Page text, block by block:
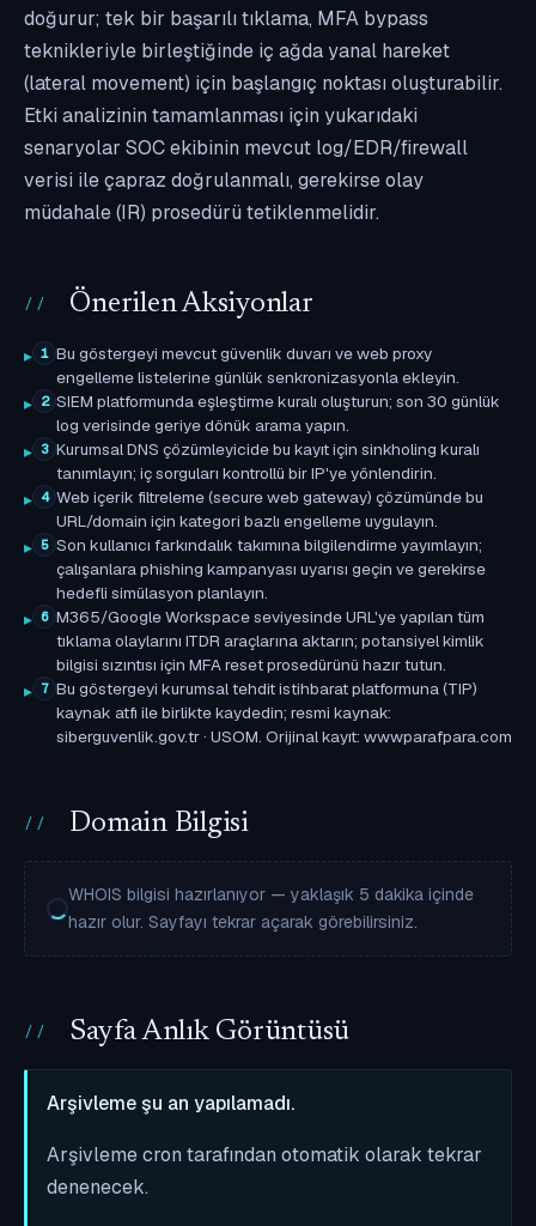
doğurur; tek bir başarılı tıklama, MFA bypass
teknikleriyle birleştiğinde iç ağda yanal hareket
(lateral movement) için başlangıç noktası oluşturabilir.
Etki analizinin tamamlanması için yukarıdaki
senaryolar SOC ekibinin mevcut log/EDR/firewall
verisi ile çapraz doğrulanmalı, gerekirse olay
müdahale (IR) prosedürü tetiklenmelidir.
Önerilen Aksiyonlar
1 Bu göstergeyi mevcut güvenlik duvarı ve web proxy
engelleme listelerine günlük senkronizasyonla ekleyin.
2 SIEM platformunda eşleştirme kuralı oluşturun; son 30 günlük
log verisinde geriye dönük arama yapın.
3 Kurumsal DNS çözümleyicide bu kayıt için sinkholing kuralı
tanımlayın; iç sorguları kontrollü bir IP'ye yönlendirin.
4 Web içerik filtreleme (secure web gateway) çözümünde bu
URL/domain için kategori bazlı engelleme uygulayın.
5 Son kullanıcı farkındalık takımına bilgilendirme yayımlayın;
çalışanlara phishing kampanyası uyarısı geçin ve gerekirse
hedefli simülasyon planlayın.
6 M365/Google Workspace seviyesinde URL'ye yapılan tüm
tıklama olaylarını ITDR araçlarına aktarın; potansiyel kimlik
bilgisi sızıntısı için MFA reset prosedürünü hazır tutun.
7 Bu göstergeyi kurumsal tehdit istihbarat platformuna (TIP)
kaynak atfı ile birlikte kaydedin; resmi kaynak:
siberguvenlik.gov.tr · USOM. Orijinal kayıt: wwwparafpara.com
Domain Bilgisi
WHOIS bilgisi hazırlanıyor — yaklaşık 5 dakika içinde
hazır olur. Sayfayı tekrar açarak görebilirsiniz.
Sayfa Anlık Görüntüsü
Arşivleme şu an yapılamadı.
Arşivleme cron tarafından otomatik olarak tekrar
denenecek.